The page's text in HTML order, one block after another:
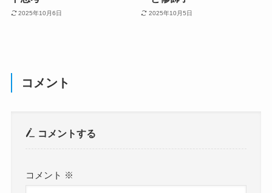
2025年10月6日 2025年10月5日
コメント
コメントする
コメント ※